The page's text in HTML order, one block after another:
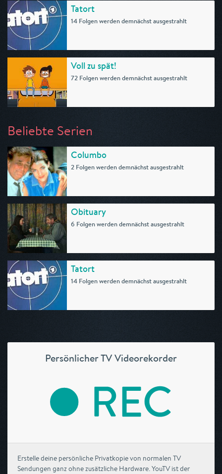
Tatort
14 Folgen werden demnächst ausgestrahlt
Voll zu spät!
72 Folgen werden demnächst ausgestrahlt
Beliebte Serien
Columbo
2 Folgen werden demnächst ausgestrahlt
Obituary
6 Folgen werden demnächst ausgestrahlt
Tatort
14 Folgen werden demnächst ausgestrahlt
Persönlicher TV Videorekorder
Erstelle deine persönliche Privatkopie von normalen TV
Sendungen ganz ohne zusätzliche Hardware. YouTV ist der